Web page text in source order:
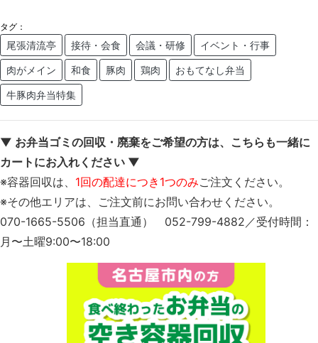
タグ：
尾張清流亭 接待・会食 会議・研修 イベント・行事
肉がメイン 和食 豚肉 鶏肉 おもてなし弁当
牛豚肉弁当特集
▼ お弁当ゴミの回収・廃棄をご希望の方は、こちらも一緒に
カートにお入れください ▼
※容器回収は、 1回の配達につき1つのみご注文ください。
※その他エリアは、ご注文前にお問い合わせください。
070-1665-5506（担当直通） 052-799-4882／受付時間：
月〜土曜9:00〜18:00